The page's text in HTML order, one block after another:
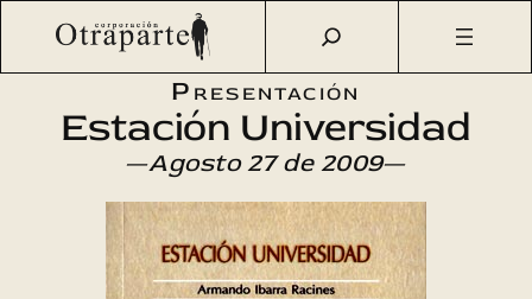
Saltar
Otraparte.org /Agenda Cultural Literatura
Estación
Presentación
Estación Universidad
—Agosto 27 de 2009—